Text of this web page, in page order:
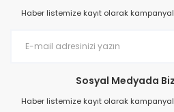
Haber listemize kayıt olarak
Sosyal Medyada
Haber listemize kayıt olarak